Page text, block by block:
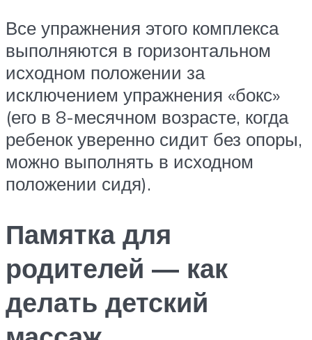
Все упражнения этого комплекса
выполняются в горизонтальном
исходном положении за
исключением упражнения «бокс»
(его в 8-месячном возрасте, когда
ребенок уверенно сидит без опоры,
можно выполнять в исходном
положении сидя).
Памятка для
родителей — как
делать детский